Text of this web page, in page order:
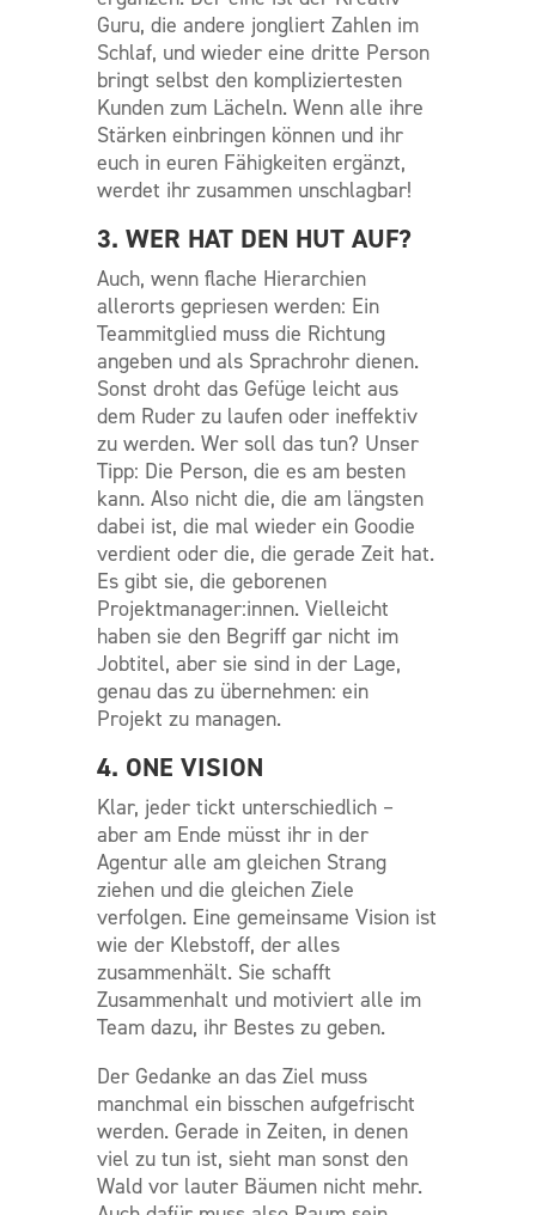
Guru, die andere jongliert Zahlen im
Schlaf, und wieder eine dritte Person
bringt selbst den kompliziertesten
Kunden zum Lächeln. Wenn alle ihre
Stärken einbringen können und ihr
euch in euren Fähigkeiten ergänzt,
werdet ihr zusammen unschlagbar!
3. WER HAT DEN HUT AUF?
Auch, wenn flache Hierarchien
allerorts gepriesen werden: Ein
Teammitglied muss die Richtung
angeben und als Sprachrohr dienen.
Sonst droht das Gefüge leicht aus
dem Ruder zu laufen oder ineffektiv
zu werden. Wer soll das tun? Unser
Tipp: Die Person, die es am besten
kann. Also nicht die, die am längsten
dabei ist, die mal wieder ein Goodie
verdient oder die, die gerade Zeit hat.
Es gibt sie, die geborenen
Projektmanager:innen. Vielleicht
haben sie den Begriff gar nicht im
Jobtitel, aber sie sind in der Lage,
genau das zu übernehmen: ein
Projekt zu managen.
4. ONE VISION
Klar, jeder tickt unterschiedlich –
aber am Ende müsst ihr in der
Agentur alle am gleichen Strang
ziehen und die gleichen Ziele
verfolgen. Eine gemeinsame Vision ist
wie der Klebstoff, der alles
zusammenhält. Sie schafft
Zusammenhalt und motiviert alle im
Team dazu, ihr Bestes zu geben.
Der Gedanke an das Ziel muss
manchmal ein bisschen aufgefrischt
werden. Gerade in Zeiten, in denen
viel zu tun ist, sieht man sonst den
Wald vor lauter Bäumen nicht mehr.